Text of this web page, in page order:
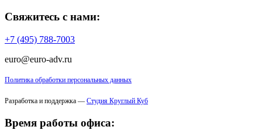
Свяжитесь с нами:
+7 (495) 788-7003
euro@euro-adv.ru
Политика обработки персональных данных
Разработка и поддержка — Студия Круглый Куб
Время работы офиса: